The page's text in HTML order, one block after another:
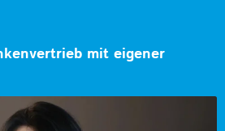
mit eigener